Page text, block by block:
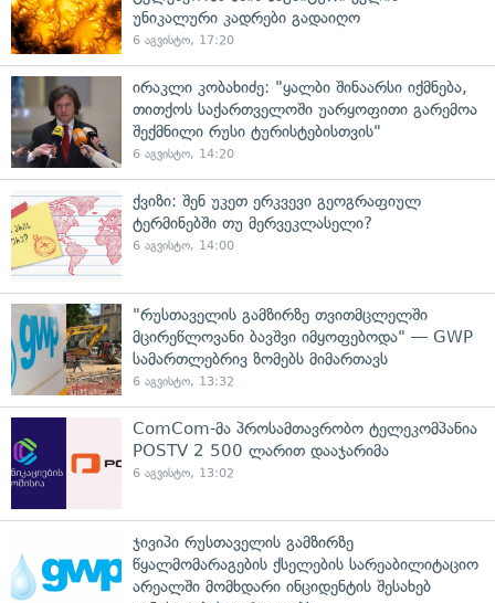
უნიკალური კადრები გადაიღო
6 აგვისტო, 17:20
ირაკლი კობახიძე: "ყალბი შინაარსი იქმნება,
თითქოს საქართველოში უარყოფითი გარემოა
შექმნილი რუსი ტურისტებისთვის"
6 აგვისტო, 14:20
ქვიზი: შენ უკეთ ერკვევი გეოგრაფიულ
ტერმინებში თუ მერვეკლასელი?
6 აგვისტო, 14:00
"რუსთაველის გამზირზე თვითმცლელში
მცირეწლოვანი ბავშვი იმყოფებოდა" — GWP
სამართლებრივ ზომებს მიმართავს
6 აგვისტო, 13:32
ComCom-მა პროსამთავრობო ტელეკომპანია
POSTV 2 500 ლარით დააჯარიმა
6 აგვისტო, 13:02
ჯივიპი რუსთაველის გამზირზე
წყალმომარაგების ქსელების სარეაბილიტაციო
არეალში მომხდარი ინციდენტის შესახებ